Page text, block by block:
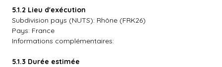
5.1.2 Lieu d'exécution
Subdivision pays (NUTS): Rhône (FRK26)
Pays: France
Informations complémentaires:
5.1.3 Durée estimée